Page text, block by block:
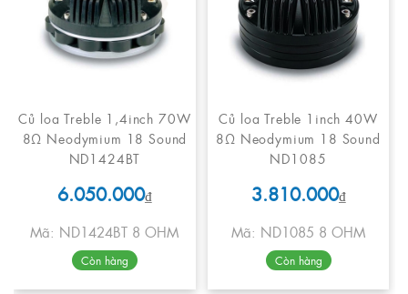
Củ loa Treble 1,4inch 70W
8Ω Neodymium 18 Sound
ND1424BT
6.050.000₫
Mã: ND1424BT 8 OHM
Còn hàng
Củ loa Treble 1inch 40W
8Ω Neodymium 18 Sound
ND1085
3.810.000₫
Mã: ND1085 8 OHM
Còn hàng